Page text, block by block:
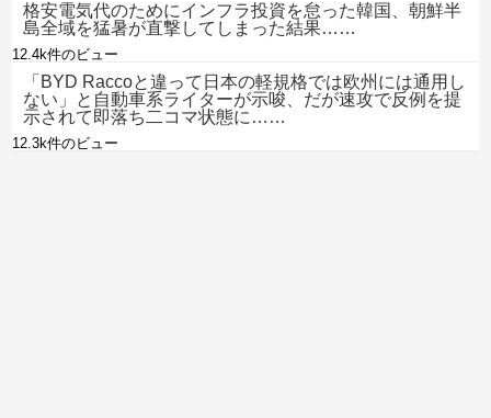
格安電気代のためにインフラ投資を怠った韓国、朝鮮半
島全域を猛暑が直撃してしまった結果……
12.4k件のビュー
「BYD Raccoと違って日本の軽規格では欧州には通用し
ない」と自動車系ライターが示唆、だが速攻で反例を提
示されて即落ち二コマ状態に……
12.3k件のビュー